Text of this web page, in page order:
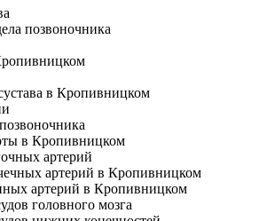
позвоночника
в Кропивницком
в Кропивницком
артерий
артерий в Кропивницком
артерий в Кропивницком
головного мозга